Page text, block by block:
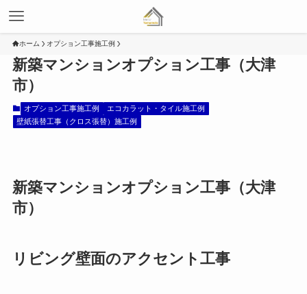
ホーム オプション工事施工例
新築マンションオプション工事（大津
市）
オプション工事施工例
エコカラット・タイル施工例
壁紙張替工事（クロス張替）施工例
新築マンションオプション工事（大津
市）
リビング壁面のアクセント工事